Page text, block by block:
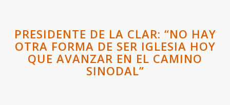
PRESIDENTE DE LA CLAR: “NO HAY
OTRA FORMA DE SER IGLESIA HOY
QUE AVANZAR EN EL CAMINO
SINODAL”